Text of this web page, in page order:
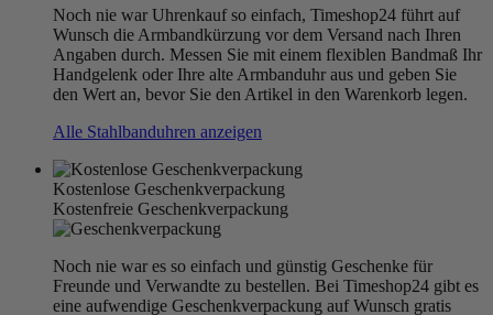
Noch nie war Uhrenkauf so einfach, Timeshop24 führt auf
Wunsch die Armbandkürzung vor dem Versand nach Ihren
Angaben durch. Messen Sie mit einem flexiblen Bandmaß Ihr
Handgelenk oder Ihre alte Armbanduhr aus und geben Sie
den Wert an, bevor Sie den Artikel in den Warenkorb legen.
Alle Stahlbanduhren anzeigen
Kostenlose Geschenkverpackung
Kostenfreie Geschenkverpackung
Noch nie war es so einfach und günstig Geschenke für
Freunde und Verwandte zu bestellen. Bei Timeshop24 gibt es
eine aufwendige Geschenkverpackung auf Wunsch gratis